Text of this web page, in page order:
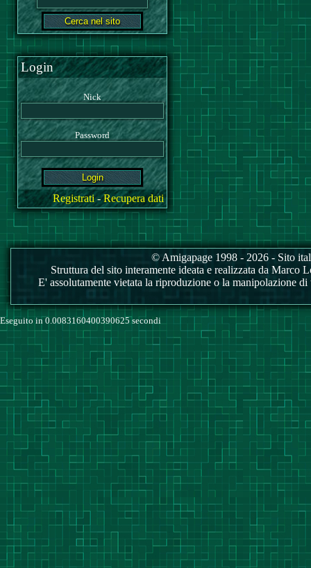
Login
Nick
Password
Registrati-Recupera dati
© Amigapage 1998 - 2026 - Sito
Struttura del sito interamente ideata e realizzata da
E' assolutamente vietata la riproduzione o la manipolazione
Eseguito in 0.0083160400390625 secondi